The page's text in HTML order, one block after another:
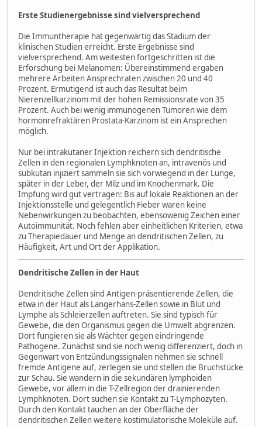
Erste Studienergebnisse sind vielversprechend
Die Immuntherapie hat gegenwärtig das Stadium der
klinischen Studien erreicht. Erste Ergebnisse sind
vielversprechend. Am weitesten fortgeschritten ist die
Erforschung bei Melanomen: Übereinstimmend ergaben
mehrere Arbeiten Ansprechraten zwischen 20 und 40
Prozent. Ermutigend ist auch das Resultat beim
Nierenzellkarzinom mit der hohen Remissionsrate von 35
Prozent. Auch bei wenig immunogenen Tumoren wie dem
hormonrefraktären Prostata-Karzinom ist ein Ansprechen
möglich.
Nur bei intrakutaner Injektion reichern sich dendritische
Zellen in den regionalen Lymphknoten an, intravenös und
subkutan injiziert sammeln sie sich vorwiegend in der Lunge,
später in der Leber, der Milz und im Knochenmark. Die
Impfung wird gut vertragen: Bis auf lokale Reaktionen an der
Injektionsstelle und gelegentlich Fieber waren keine
Nebenwirkungen zu beobachten, ebensowenig Zeichen einer
Autoimmunität. Noch fehlen aber einheitlichen Kriterien, etwa
zu Therapiedauer und Menge an dendritischen Zellen, zu
Häufigkeit, Art und Ort der Applikation.
Dendritische Zellen in der Haut
Dendritische Zellen sind Antigen-präsentierende Zellen, die
etwa in der Haut als Langerhans-Zellen sowie in Blut und
Lymphe als Schleierzellen auftreten. Sie sind typisch für
Gewebe, die den Organismus gegen die Umwelt abgrenzen.
Dort fungieren sie als Wächter gegen eindringende
Pathogene. Zunächst sind sie noch wenig differenziert, doch in
Gegenwart von Entzündungssignalen nehmen sie schnell
fremde Antigene auf, zerlegen sie und stellen die Bruchstücke
zur Schau. Sie wandern in die sekundären lymphoiden
Gewebe, vor allem in die T-Zellregion der drainierenden
Lymphknoten. Dort suchen sie Kontakt zu T-Lymphozyten.
Durch den Kontakt tauchen an der Oberfläche der
dendritischen Zellen weitere kostimulatorische Moleküle auf.